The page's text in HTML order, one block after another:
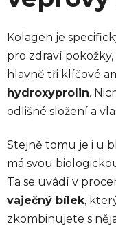
Kolagen je
pro zdraví
hlavně tři klíčové
hydroxyprolin.
odlišné složení a
Stejně tomu je i u
má svou
Ta se uvádí v
vaječný bílek,
zkombinujete s